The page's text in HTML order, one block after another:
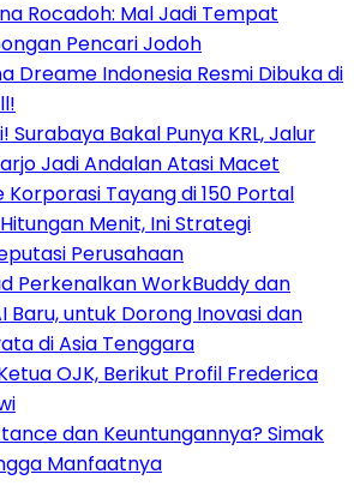
Rocadoh: Mal Jadi Tempat
Pencari Jodoh
Dreame Indonesia Resmi Dibuka di
Surabaya Bakal Punya KRL, Jalur
Jadi Andalan Atasi Macet
Korporasi Tayang di 150 Portal
Menit, Ini Strategi
Perusahaan
Perkenalkan WorkBuddy dan
Baru, untuk Dorong Inovasi dan
di Asia Tenggara
OJK, Berikut Profil Frederica
dan Keuntungannya? Simak
Manfaatnya